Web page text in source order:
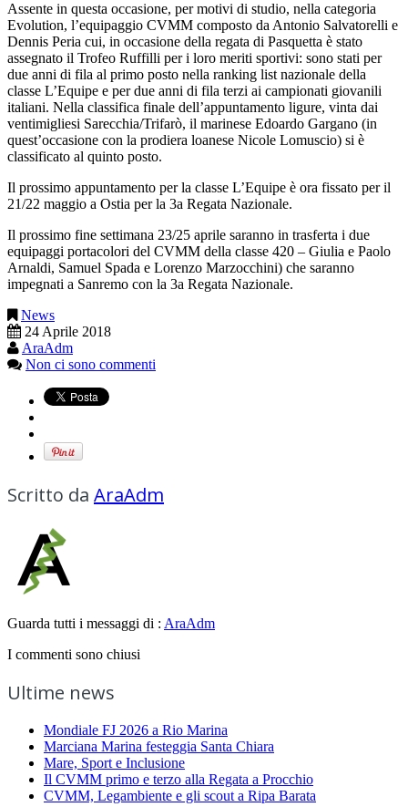
Assente in questa occasione, per motivi di studio, nella categoria
Evolution, l’equipaggio CVMM composto da Antonio Salvatorelli e
Dennis Peria cui, in occasione della regata di Pasquetta è stato
assegnato il Trofeo Ruffilli per i loro meriti sportivi: sono stati per
due anni di fila al primo posto nella ranking list nazionale della
classe L’Equipe e per due anni di fila terzi ai campionati giovanili
italiani. Nella classifica finale dell’appuntamento ligure, vinta dai
ventimigliesi Sarecchia/Trifarò, il marinese Edoardo Gargano (in
quest’occasione con la prodiera loanese Nicole Lomuscio) si è
classificato al quinto posto.
Il prossimo appuntamento per la classe L’Equipe è ora fissato per il
21/22 maggio a Ostia per la 3a Regata Nazionale.
Il prossimo fine settimana 23/25 aprile saranno in trasferta i due
equipaggi portacolori del CVMM della classe 420 – Giulia e Paolo
Arnaldi, Samuel Spada e Lorenzo Marzocchini) che saranno
impegnati a Sanremo con la 3a Regata Nazionale.
News
24 Aprile 2018
AraAdm
Non ci sono commenti
Scritto da AraAdm
Guarda tutti i messaggi di : AraAdm
I commenti sono chiusi
Ultime news
Mondiale FJ 2026 a Rio Marina
Marciana Marina festeggia Santa Chiara
Mare, Sport e Inclusione
Il CVMM primo e terzo alla Regata a Procchio
CVMM, Legambiente e gli scout a Ripa Barata